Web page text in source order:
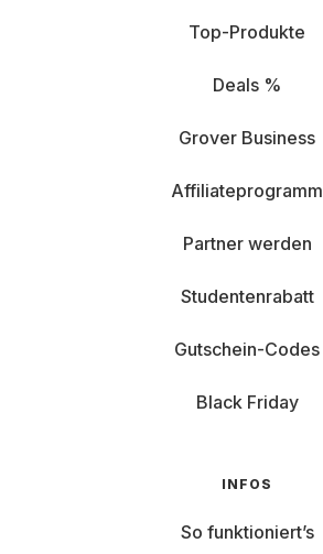
Top-Produkte
Deals %
Grover Business
Affiliateprogramm
Partner werden
Studentenrabatt
Gutschein-Codes
Black Friday
INFOS
So funktioniert’s